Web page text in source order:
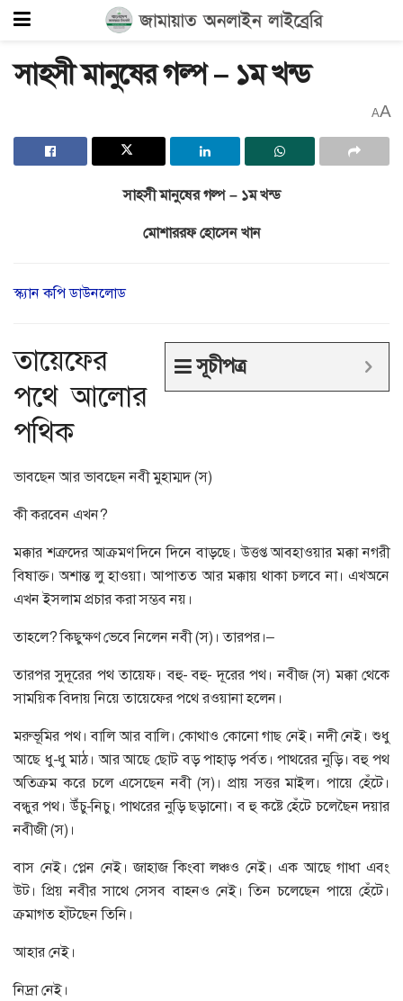
সাহসী মানুষের গল্প – ১ম খন্ড
AA
সাহসী মানুষের গল্প – ১ম খন্ড
মোশাররফ হোসেন খান
স্ক্যান কপি ডাউনলোড
সূচীপত্র
তায়েফের
পথে আলোর
পথিক
ভাবছেন আর ভাবছেন নবী মুহাম্মদ (স)
কী করবেন এখন?
মক্কার শত্রুদের আক্রমণ দিনে দিনে বাড়ছে। উত্তপ্ত আবহাওয়ার মক্কা নগরী
বিষাক্ত। অশান্ত লু হাওয়া। আপাতত আর মক্কায় থাকা চলবে না। এখঅনে
এখন ইসলাম প্রচার করা সম্ভব নয়।
তাহলে? কিছুক্ষণ ভেবে নিলেন নবী (স)। তারপর।–
তারপর সুদূরের পথ তায়েফ। বহু- বহু- দূরের পথ। নবীজ (স) মক্কা থেকে
সাময়িক বিদায় নিয়ে তায়েফের পথে রওয়ানা হলেন।
মরুভূমির পথ। বালি আর বালি। কোথাও কোনো গাছ নেই। নদী নেই। শুধু
আছে ধু-ধু মাঠ। আর আছে ছোট বড় পাহাড় পর্বত। পাথরের নুড়ি। বহু পথ
অতিক্রম করে চলে এসেছেন নবী (স)। প্রায় সত্তর মাইল। পায়ে হেঁটে।
বন্ধুর পথ। উঁচু-নিচু। পাথরের নুড়ি ছড়ানো। ব হু কষ্টে হেঁটে চলেছৈন দয়ার
নবীজী (স)।
বাস নেই। প্লেন নেই। জাহাজ কিংবা লঞ্চও নেই। এক আছে গাধা এবং
উট। প্রিয় নবীর সাথে সেসব বাহনও নেই। তিন চলেছেন পায়ে হেঁটে।
ক্রমাগত হাঁটছেন তিনি।
আহার নেই।
নিদ্রা নেই।